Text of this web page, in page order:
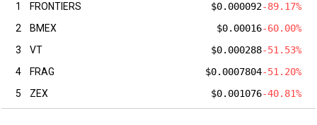
1 FRONTIERS $0.000092-89.17%
2
BMEX $0.00016-60.00%
3
VT $0.000288-51.53%
4
FRAG $0.0007804-51.20%
5
ZEX $0.001076-40.81%